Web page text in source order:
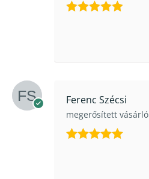
Ferenc Szécsi
megerősített vásárló